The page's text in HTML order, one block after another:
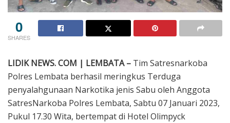
0
SHARES
LIDIK NEWS. COM | LEMBATA – Tim Satresnarkoba
Polres Lembata berhasil meringkus Terduga
penyalahgunaan Narkotika jenis Sabu oleh Anggota
SatresNarkoba Polres Lembata, Sabtu 07 Januari 2023,
Pukul 17.30 Wita, bertempat di Hotel Olimpyck